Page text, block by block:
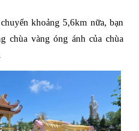
khoảng 5,6km nữa, bạn
chùa vàng óng ánh của chùa